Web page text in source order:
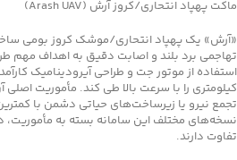
ماکت پهپاد انتحاری/کروز آرش (Arash UAV)
«آرش» یک پهپاد انتحاری/موشک کروز بومی
تهاجمی برد بلند و اصابت دقیق به اهداف مهم
استفاده از موتور جت و طراحی آیرودینامیک
کیلومتری را با سرعت بالا طی کند. مأموریت اصلی
تجمع نیرو یا زیرساخت‌های حیاتی دشمن با
نسخه‌های مختلف این سامانه بسته به مأموریت،
تفاوت دارند.